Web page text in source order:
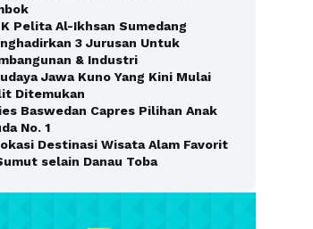
Pelita Al-Ikhsan Sumedang
3 Jurusan Untuk
& Industri
Jawa Kuno Yang Kini Mulai
Ditemukan
Baswedan Capres Pilihan Anak
No. 1
Destinasi Wisata Alam Favorit
selain Danau Toba